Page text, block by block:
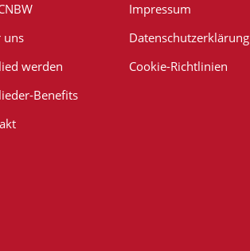
uns
werden
Benefits
Impressum
Datenschutzerklärung
Cookie-Richtlinien